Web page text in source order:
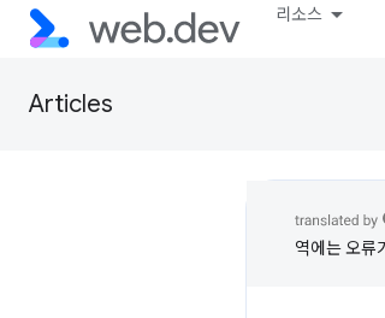
리소스
Articles
역에는 오류